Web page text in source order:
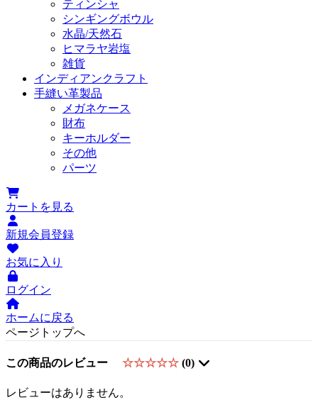
ティンシャ
シンギングボウル
水晶/天然石
ヒマラヤ岩塩
雑貨
インディアンクラフト
手縫い革製品
メガネケース
財布
キーホルダー
その他
パーツ
カートを見る
新規会員登録
お気に入り
ログイン
ホームに戻る
ページトップへ
この商品のレビュー ☆☆☆☆☆ (0)
レビューはありません。